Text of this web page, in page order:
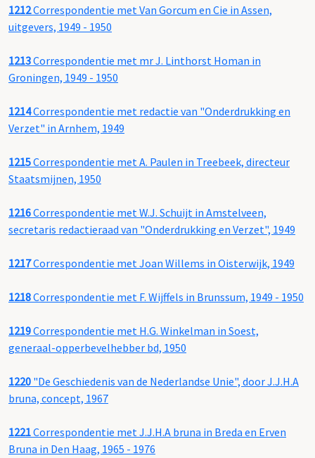
1212Correspondentie met Van Gorcum en Cie in Assen,
uitgevers, 1949 - 1950
1213Correspondentie met mr J. Linthorst Homan in
Groningen, 1949 - 1950
1214Correspondentie met redactie van "Onderdrukking en
Verzet" in Arnhem, 1949
1215Correspondentie met A. Paulen in Treebeek, directeur
Staatsmijnen, 1950
1216Correspondentie met W.J. Schuijt in Amstelveen,
secretaris redactieraad van "Onderdrukking en Verzet", 1949
1217Correspondentie met Joan Willems in Oisterwijk, 1949
1218Correspondentie met F. Wijffels in Brunssum, 1949 - 1950
1219Correspondentie met H.G. Winkelman in Soest,
generaal-opperbevelhebber bd, 1950
1220 "De Geschiedenis van de Nederlandse Unie", door J.J.H.A
bruna, concept, 1967
1221Correspondentie met J.J.H.A bruna in Breda en Erven
Bruna in Den Haag, 1965 - 1976